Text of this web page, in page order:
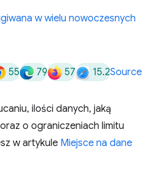
w wielu nowoczesnych
55 79 57 15.2Source
ilości danych, jaką
o ograniczeniach limitu
w artykule Miejsce na dane